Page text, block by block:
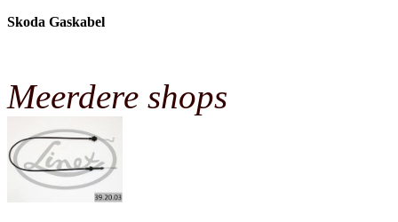
Skoda Gaskabel
Meerdere shops